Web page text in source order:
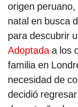
origen
natal en busca
para descubrir
Adoptadaa los
familia en
necesidad de
decidió